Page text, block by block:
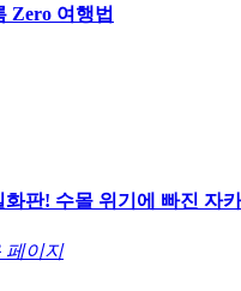
Zero 여행법
판! 수몰 위기에 빠진 자
페이지